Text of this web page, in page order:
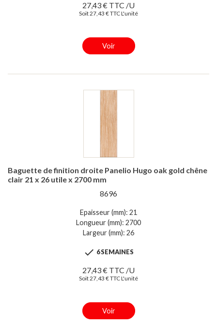
27,43 € TTC /U
Soit 27,43 € TTC L'unité
Voir
Baguette de finition droite Panelio Hugo oak gold chêne
clair 21 x 26 utile x 2700 mm
8696
Epaisseur (mm): 21
Longueur (mm): 2700
Largeur (mm): 26
 6 SEMAINES
27,43 € TTC /U
Soit 27,43 € TTC L'unité
Voir